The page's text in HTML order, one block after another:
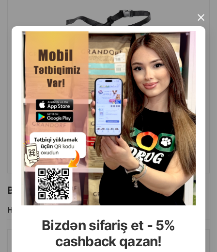
Bizdən sifariş et - 5%
cashback qazan!
×
( Rəylər)
Çəki Qiymət
Almaq
1 ədəd
17.00
ALMAQ
Bu brendin başqa məhsulları
Hamısını Gör
QURU ŞAMPUN TRIXIE ITLƏR, PIŞIKLƏR VƏ DIGƏR KIÇIK